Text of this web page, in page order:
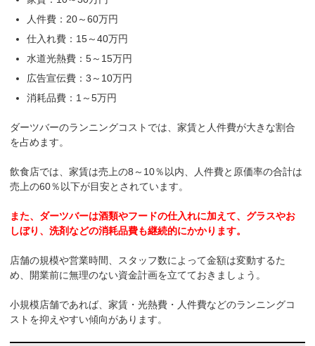
人件費：20～60万円
仕入れ費：15～40万円
水道光熱費：5～15万円
広告宣伝費：3～10万円
消耗品費：1～5万円
ダーツバーのランニングコストでは、家賃と人件費が大きな割合
を占めます。
飲食店では、家賃は売上の8～10％以内、人件費と原価率の合計は
売上の60％以下が目安とされています。
また、ダーツバーは酒類やフードの仕入れに加えて、グラスやお
しぼり、洗剤などの消耗品費も継続的にかかります。
店舗の規模や営業時間、スタッフ数によって金額は変動するた
め、開業前に無理のない資金計画を立てておきましょう。
小規模店舗であれば、家賃・光熱費・人件費などのランニングコ
ストを抑えやすい傾向があります。